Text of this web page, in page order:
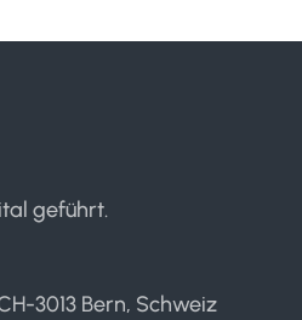
geführt.
3013 Bern, Schweiz